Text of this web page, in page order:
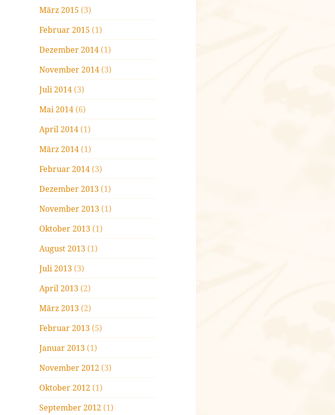
März 2015 (3)
Februar 2015 (1)
Dezember 2014 (1)
November 2014 (3)
Juli 2014 (3)
Mai 2014 (6)
April 2014 (1)
März 2014 (1)
Februar 2014 (3)
Dezember 2013 (1)
November 2013 (1)
Oktober 2013 (1)
August 2013 (1)
Juli 2013 (3)
April 2013 (2)
März 2013 (2)
Februar 2013 (5)
Januar 2013 (1)
November 2012 (3)
Oktober 2012 (1)
September 2012 (1)